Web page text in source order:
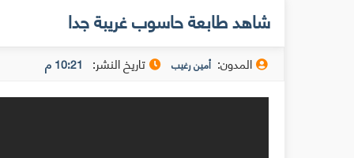
شاهد طابعة حاسوب غريبة جدا
المدون: أمين رغيب تاريخ النشر: 10:21 م